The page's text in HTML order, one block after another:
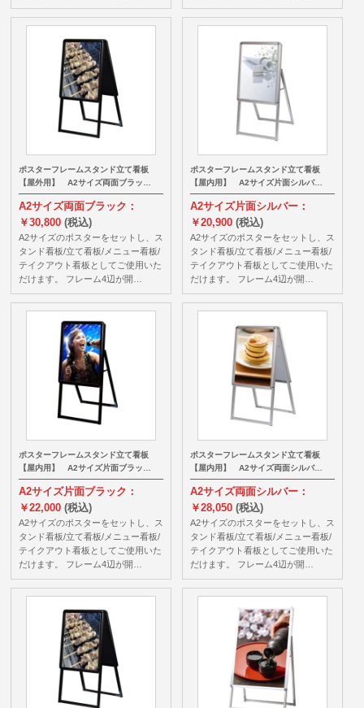
ポスターフレームスタンド立て看板
【屋外用】 A2サイズ両面ブラッ…
A2サイズ両面ブラック：
￥30,800(税込)
A2サイズのポスターをセットし、ス
タンド看板/立て看板/メニュー看板/
テイクアウト看板としてご使用いた
だけます。 フレーム4辺が開…
ポスターフレームスタンド立て看板
【屋内用】 A2サイズ片面シルバ…
A2サイズ片面シルバー：
￥20,900 (税込)
A2サイズのポスターをセットし、ス
タンド看板/立て看板/メニュー看板/
テイクアウト看板としてご使用いた
だけます。 フレーム4辺が開…
ポスターフレームスタンド立て看板
【屋内用】 A2サイズ片面ブラッ…
A2サイズ片面ブラック：
￥22,000(税込)
A2サイズのポスターをセットし、ス
タンド看板/立て看板/メニュー看板/
テイクアウト看板としてご使用いた
だけます。 フレーム4辺が開…
ポスターフレームスタンド立て看板
【屋内用】 A2サイズ両面シルバ…
A2サイズ両面シルバー：
￥28,050 (税込)
A2サイズのポスターをセットし、ス
タンド看板/立て看板/メニュー看板/
テイクアウト看板としてご使用いた
だけます。 フレーム4辺が開…